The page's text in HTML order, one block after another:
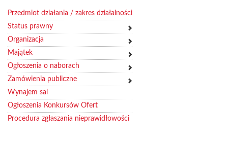
Przedmiot działania / zakres działalności
Status prawny
Organizacja
Majątek
Ogłoszenia o naborach
Zamówienia publiczne
Wynajem sal
Ogłoszenia Konkursów Ofert
Procedura zgłaszania nieprawidłowości